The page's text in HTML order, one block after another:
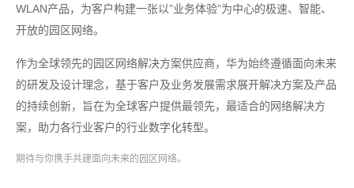
WLAN产品，为客户构建一张以”业务体验”为中心的极速、智能、
开放的园区网络。
作为全球领先的园区网络解决方案供应商，华为始终遵循面向未来
的研发及设计理念，基于客户及业务发展需求展开解决方案及产品
的持续创新，旨在为全球客户提供最领先，最适合的网络解决方
案，助力各行业客户的行业数字化转型。
期待与你携手共建面向未来的园区网络。